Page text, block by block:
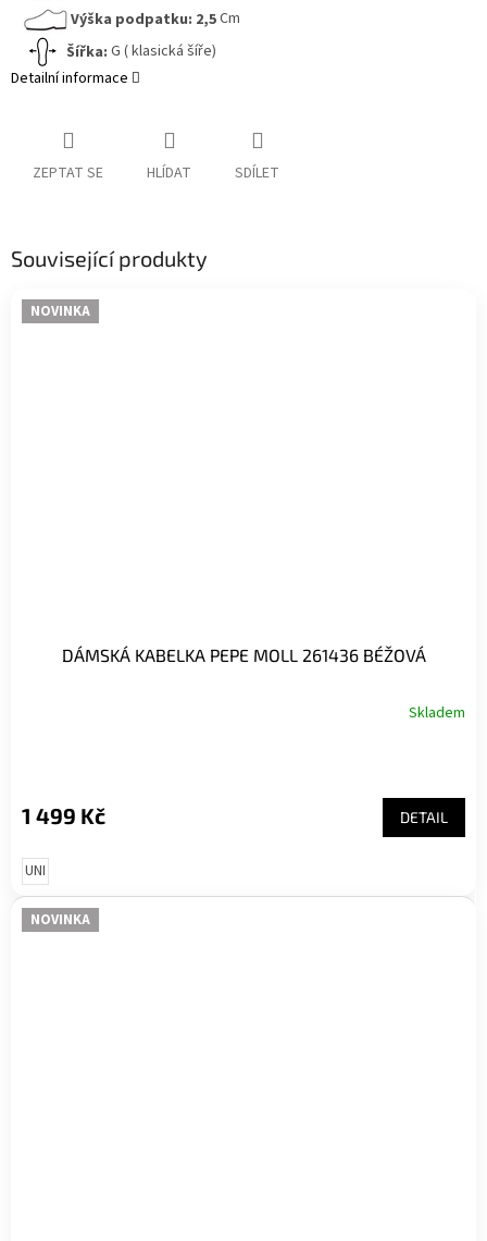
Výška podpatku: 2,5Cm
Šířka: G ( klasická šíře)
Detailní informace
ZEPTAT SE HLÍDAT SDÍLET
Související produkty
NOVINKA
DÁMSKÁ KABELKA PEPE MOLL 261436 BÉŽOVÁ
Skladem
1 499 Kč DETAIL
UNI
NOVINKA